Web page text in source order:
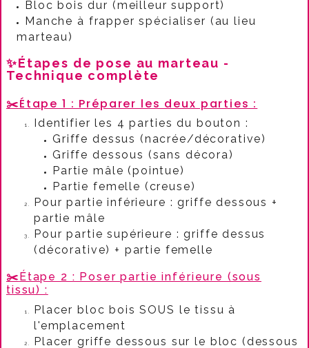
Bloc bois dur (meilleur support)
Manche à frapper spécialiser (au lieu
marteau)​​
✨Étapes de pose au marteau -
Technique complète
✂️Étape 1 : Préparer les deux parties :​
Identifier les 4 parties du bouton :
Griffe dessus (nacrée/décorative)
Griffe dessous (sans décora)
Partie mâle (pointue)
Partie femelle (creuse)​
Pour partie inférieure : griffe dessous +
partie mâle
Pour partie supérieure : griffe dessus
(décorative) + partie femelle​
✂️Étape 2 : Poser partie inférieure (sous
tissu) :​
Placer bloc bois SOUS le tissu à
l'emplacement
Placer griffe dessous sur le bloc (dessous